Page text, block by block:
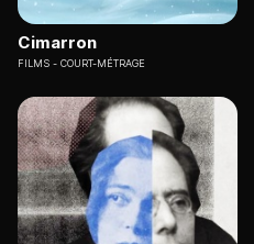
Cimarron
FILMS COURT-MÉTRAGE